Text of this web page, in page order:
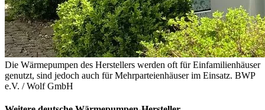
Die Wärmepumpen des Herstellers werden oft für Einfamilienhäuser
genutzt, sind jedoch auch für Mehrparteienhäuser im Einsatz. BWP
e.V. / Wolf GmbH